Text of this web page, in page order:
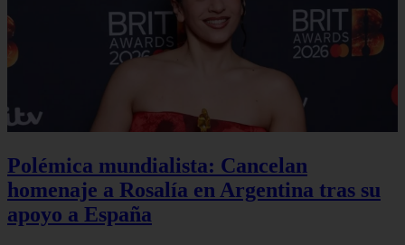
Polémica mundialista: Cancelan
homenaje a Rosalía en Argentina tras su
apoyo a España